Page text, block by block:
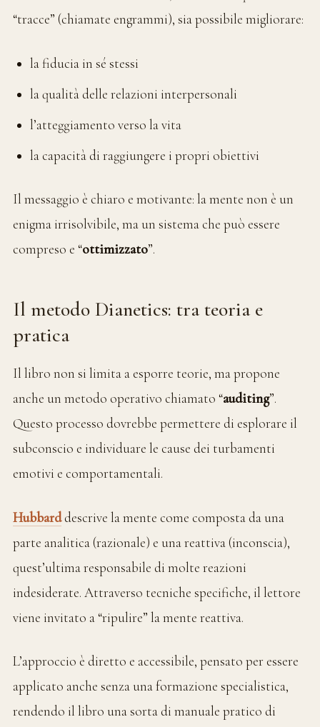
“tracce” (chiamate engrammi), sia possibile migliorare:
la fiducia in sé stessi
la qualità delle relazioni interpersonali
l’atteggiamento verso la vita
la capacità di raggiungere i propri obiettivi
Il messaggio è chiaro e motivante: la mente non è un
enigma irrisolvibile, ma un sistema che può essere
compreso e “ottimizzato”.
Il metodo Dianetics: tra teoria e
pratica
Il libro non si limita a esporre teorie, ma propone
anche un metodo operativo chiamato “auditing”.
Questo processo dovrebbe permettere di esplorare il
subconscio e individuare le cause dei turbamenti
emotivi e comportamentali.
Hubbarddescrive la mente come composta da una
parte analitica (razionale) e una reattiva (inconscia),
quest’ultima responsabile di molte reazioni
indesiderate. Attraverso tecniche specifiche, il lettore
viene invitato a “ripulire” la mente reattiva.
L’approccio è diretto e accessibile, pensato per essere
applicato anche senza una formazione specialistica,
rendendo il libro una sorta di manuale pratico di